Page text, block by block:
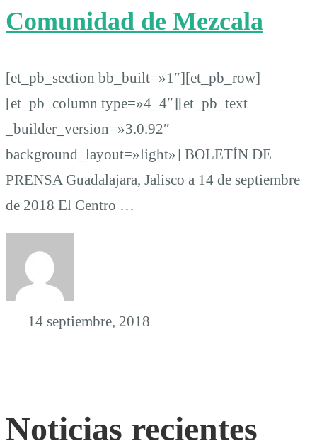
Comunidad de Mezcala
[et_pb_section bb_built=»1″][et_pb_row]
[et_pb_column type=»4_4″][et_pb_text
_builder_version=»3.0.92″
background_layout=»light»] BOLETÍN DE
PRENSA Guadalajara, Jalisco a 14 de septiembre
de 2018 El Centro …
14 septiembre, 2018
Noticias recientes